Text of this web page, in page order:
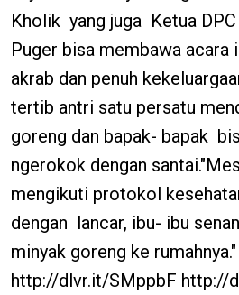
Kholik yang juga Ketua
Puger bisa membawa acara
akrab dan penuh
tertib antri satu persatu
goreng dan bapak- bapak
ngerokok dengan
mengikuti protokol
dengan lancar, ibu- ibu
minyak goreng ke
http://dlvr.it/SMppbF http://